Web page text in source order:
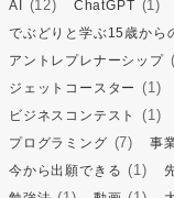
AI (12) ChatGPT (1)
でぶどりと学ぶ15歳から
アントレプレナーシップ
ジェットコースター (1)
ビジネスコンテスト (1)
プログラミング (7) 事
今から出願できる (1)